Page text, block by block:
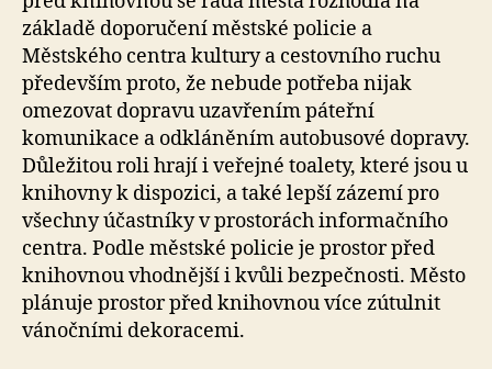
základě doporučení městské policie a
Městského centra kultury a cestovního ruchu
především proto, že nebude potřeba nijak
omezovat dopravu uzavřením páteřní
komunikace a odkláněním autobusové dopravy.
Důležitou roli hrají i veřejné toalety, které jsou u
knihovny k dispozici, a také lepší zázemí pro
všechny účastníky v prostorách informačního
centra. Podle městské policie je prostor před
knihovnou vhodnější i kvůli bezpečnosti. Město
plánuje prostor před knihovnou více zútulnit
vánočními dekoracemi.